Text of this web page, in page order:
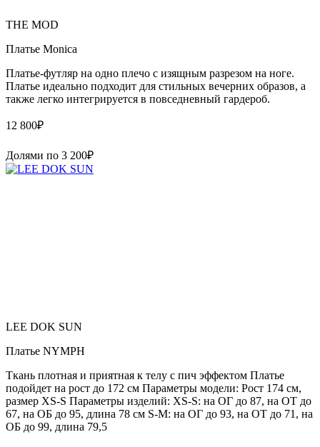
THE MOD
Платье Monica
Платье-футляр на одно плечо с изящным разрезом на ноге.
Платье идеально подходит для стильных вечерних образов, а
также легко интегрируется в повседневный гардероб.
12 800₽
Долями по 3 200₽
LEE DOK SUN
Платье NYMPH
Ткань плотная и приятная к телу с пич эффектом Платье
подойдет на рост до 172 см Параметры модели: Рост 174 см,
размер XS-S Параметры изделий: XS-S: на ОГ до 87, на ОТ до
67, на ОБ до 95, длина 78 см S-M: на ОГ до 93, на ОТ до 71, на
ОБ до 99, длина 79,5